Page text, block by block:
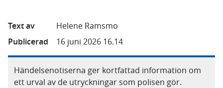
Text av
Helene Ramsmo
Publicerad
16 juni 2026 16.14
Händelsenotiserna ger kortfattad information om
ett urval av de utryckningar som polisen gör.